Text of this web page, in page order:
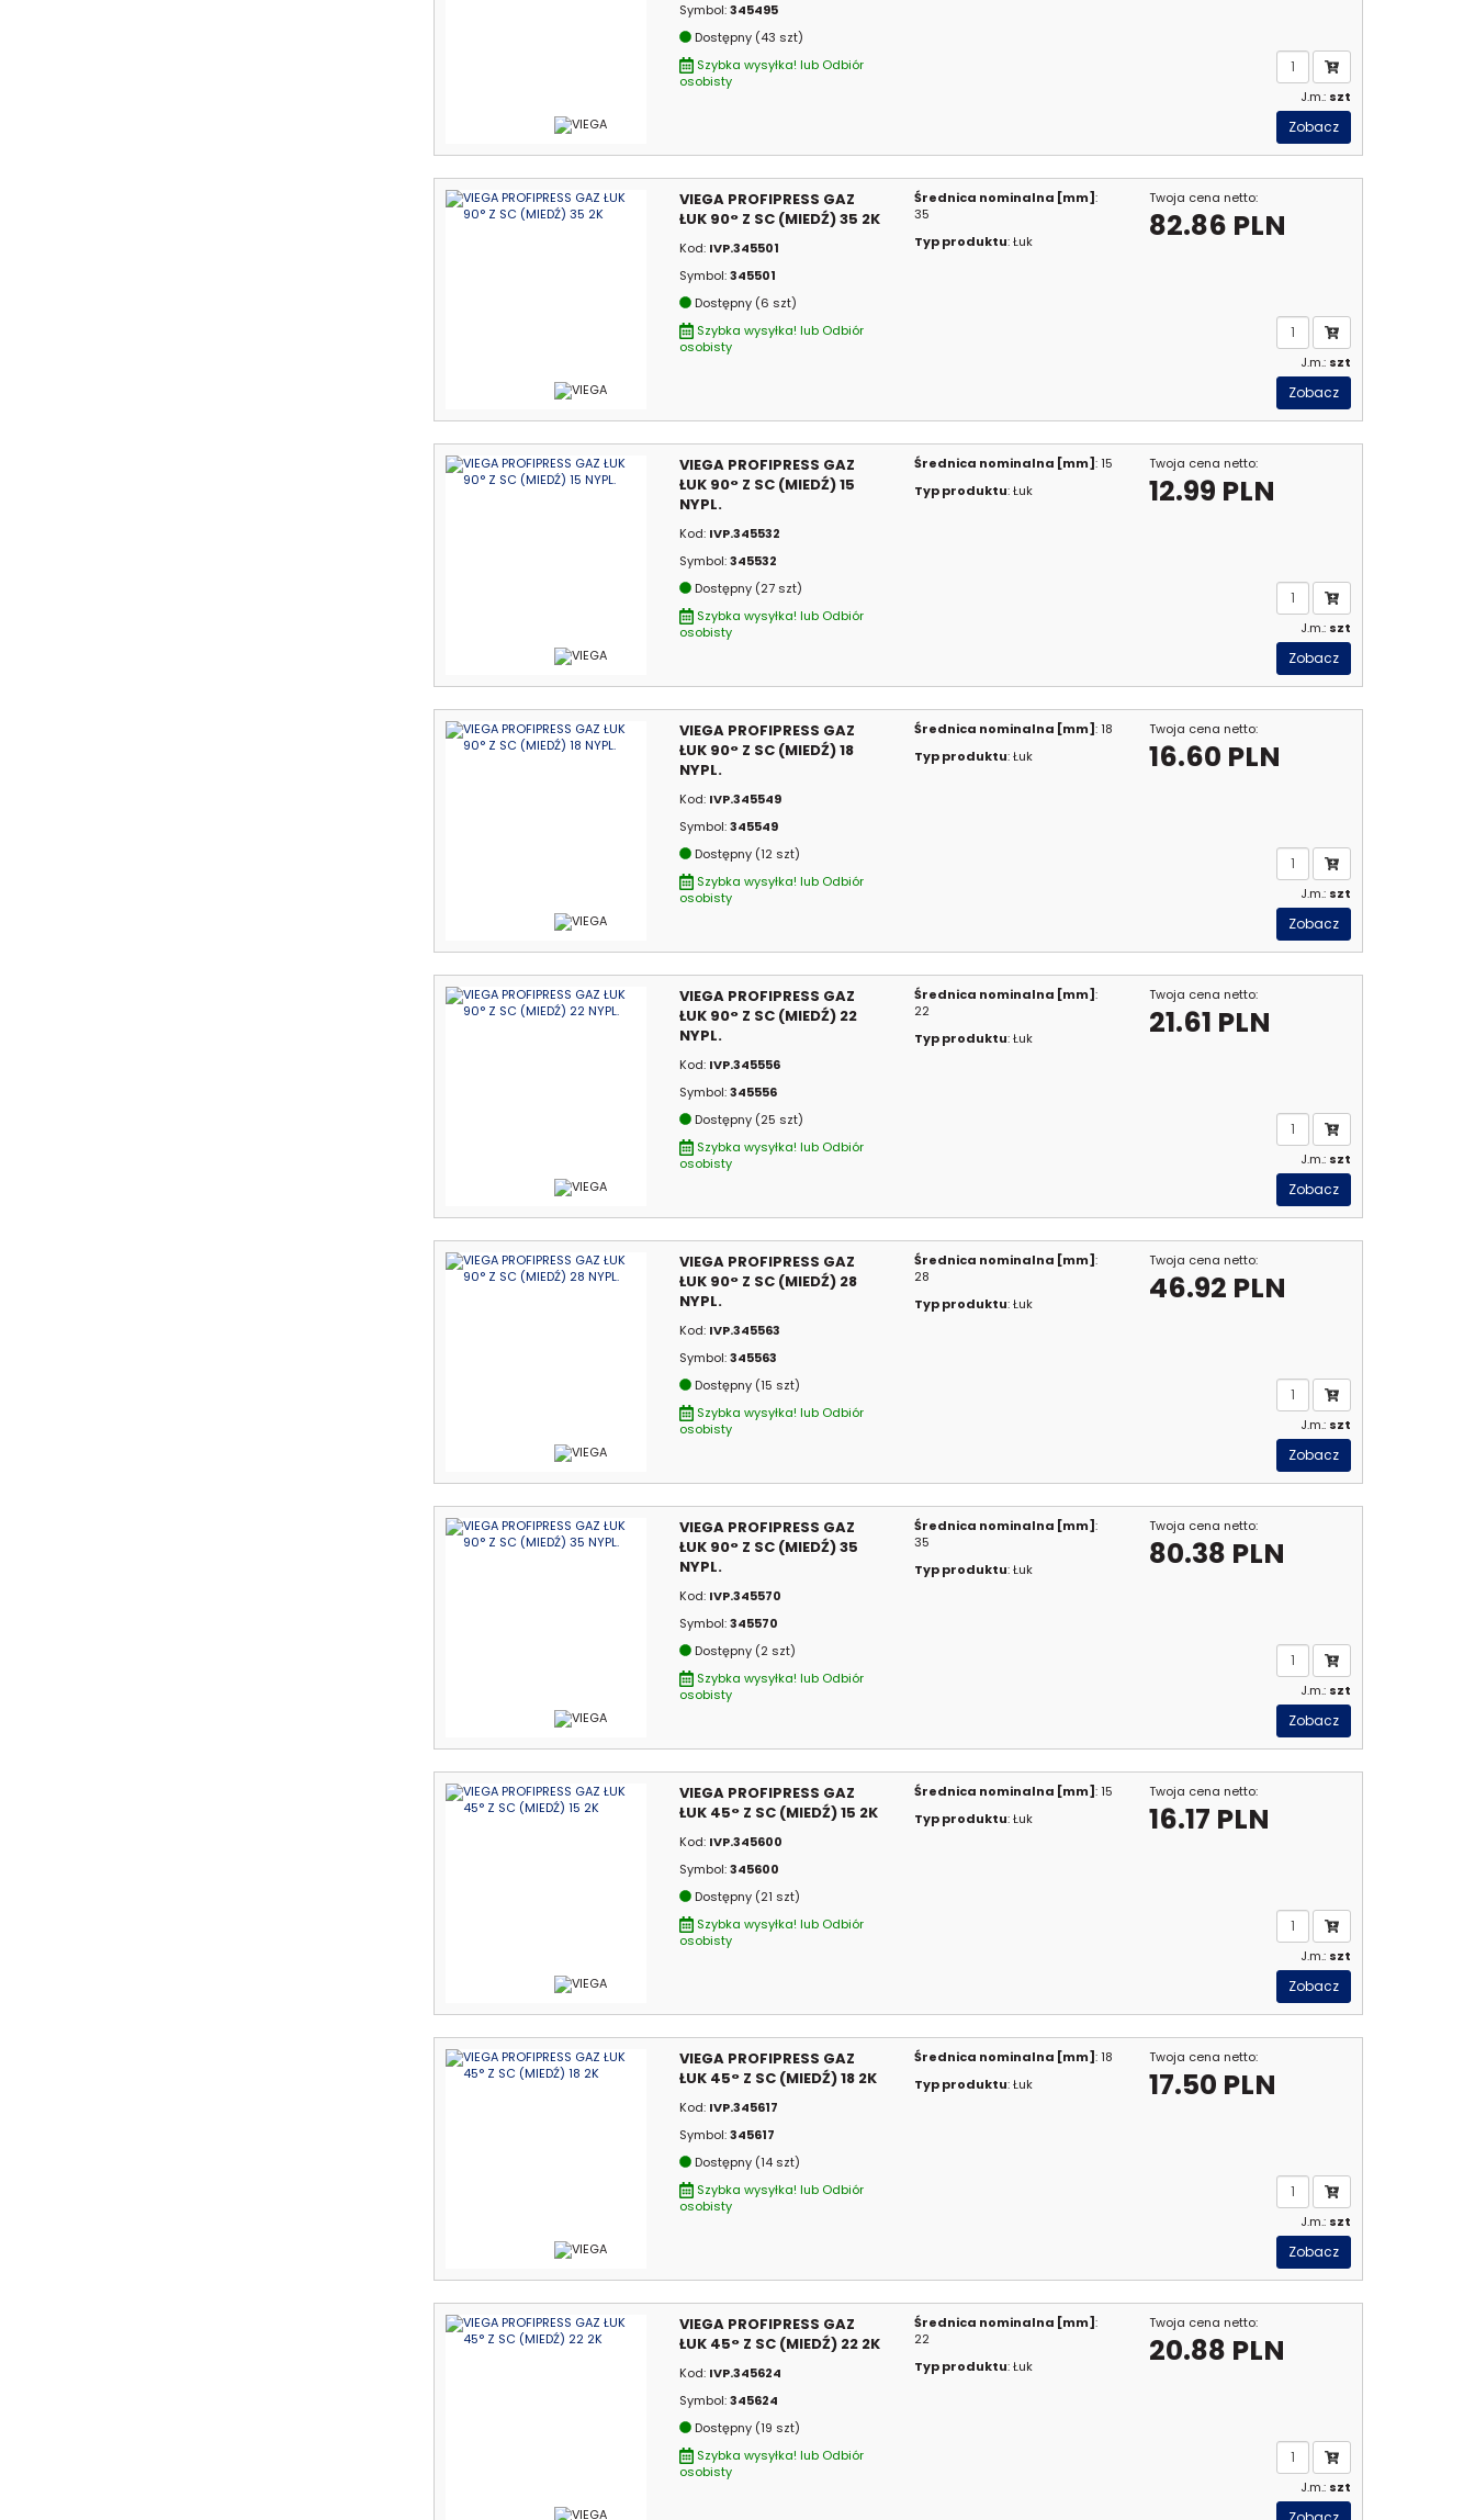
Symbol:345495
Dostępny (43 szt)
Szybka wysyłka! lub Odbiór
osobisty
J.m.: szt
Zobacz
VIEGA PROFIPRESS GAZ
ŁUK 90° Z SC (MIEDŹ) 35 2K
Kod: IVP.345501
Symbol:345501
Dostępny (6 szt)
Szybka wysyłka! lub Odbiór
osobisty
Średnica nominalna [mm]:
35
Typ produktu: Łuk
Twoja cena netto:
82.86 PLN
J.m.: szt
Zobacz
VIEGA PROFIPRESS GAZ
ŁUK 90° Z SC (MIEDŹ) 15
NYPL.
Kod: IVP.345532
Symbol:345532
Dostępny (27 szt)
Szybka wysyłka! lub Odbiór
osobisty
Średnica nominalna [mm]: 15
Typ produktu: Łuk
Twoja cena netto:
12.99 PLN
J.m.: szt
Zobacz
VIEGA PROFIPRESS GAZ
ŁUK 90° Z SC (MIEDŹ) 18
NYPL.
Kod: IVP.345549
Symbol:345549
Dostępny (12 szt)
Szybka wysyłka! lub Odbiór
osobisty
Średnica nominalna [mm]: 18
Typ produktu: Łuk
Twoja cena netto:
16.60 PLN
J.m.: szt
Zobacz
VIEGA PROFIPRESS GAZ
ŁUK 90° Z SC (MIEDŹ) 22
NYPL.
Kod: IVP.345556
Symbol:345556
Dostępny (25 szt)
Szybka wysyłka! lub Odbiór
osobisty
Średnica nominalna [mm]:
22
Typ produktu: Łuk
Twoja cena netto:
21.61 PLN
J.m.: szt
Zobacz
VIEGA PROFIPRESS GAZ
ŁUK 90° Z SC (MIEDŹ) 28
NYPL.
Kod: IVP.345563
Symbol:345563
Dostępny (15 szt)
Szybka wysyłka! lub Odbiór
osobisty
Średnica nominalna [mm]:
28
Typ produktu: Łuk
Twoja cena netto:
46.92 PLN
J.m.: szt
Zobacz
VIEGA PROFIPRESS GAZ
ŁUK 90° Z SC (MIEDŹ) 35
NYPL.
Kod: IVP.345570
Symbol:345570
Dostępny (2 szt)
Szybka wysyłka! lub Odbiór
osobisty
Średnica nominalna [mm]:
35
Typ produktu: Łuk
Twoja cena netto:
80.38 PLN
J.m.: szt
Zobacz
VIEGA PROFIPRESS GAZ
ŁUK 45° Z SC (MIEDŹ) 15 2K
Kod: IVP.345600
Symbol:345600
Dostępny (21 szt)
Szybka wysyłka! lub Odbiór
osobisty
Średnica nominalna [mm]: 15
Typ produktu: Łuk
Twoja cena netto:
16.17 PLN
J.m.: szt
Zobacz
VIEGA PROFIPRESS GAZ
ŁUK 45° Z SC (MIEDŹ) 18 2K
Kod: IVP.345617
Symbol:345617
Dostępny (14 szt)
Szybka wysyłka! lub Odbiór
osobisty
Średnica nominalna [mm]: 18
Typ produktu: Łuk
Twoja cena netto:
17.50 PLN
J.m.: szt
Zobacz
VIEGA PROFIPRESS GAZ
ŁUK 45° Z SC (MIEDŹ) 22 2K
Kod: IVP.345624
Symbol:345624
Dostępny (19 szt)
Szybka wysyłka! lub Odbiór
osobisty
Średnica nominalna [mm]:
22
Typ produktu: Łuk
Twoja cena netto:
20.88 PLN
J.m.: szt